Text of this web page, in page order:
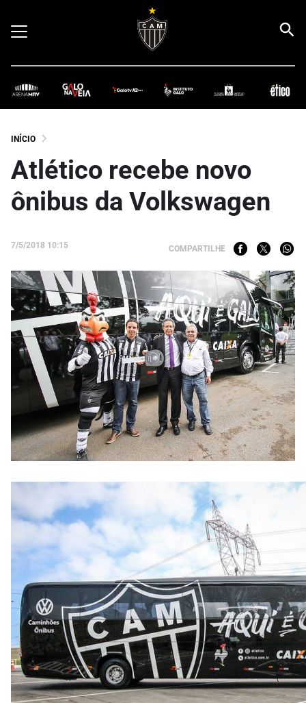
INÍCIO
Atlético recebe novo
ônibus da Volkswagen
7/5/2018 10:15 COMPARTILHE